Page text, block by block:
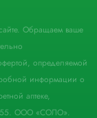
сайте. Обращаем ваше
определяемой
информации о
аптеке,
55. ООО «СОЛО».